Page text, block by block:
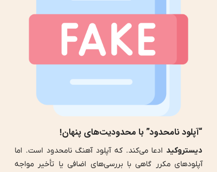
“آپلود نامحدود” با محدودیت‌های پنهان!
دیستروکید ادعا می‌کند. که آپلود آهنگ نامحدود است. اما
آپلودهای مکرر گاهی با بررسی‌های اضافی یا تأخیر مواجه